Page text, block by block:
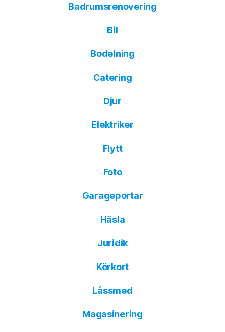
Badrumsrenovering
Bil
Bodelning
Catering
Djur
Elektriker
Flytt
Foto
Garageportar
Häsla
Juridik
Körkort
Låssmed
Magasinering